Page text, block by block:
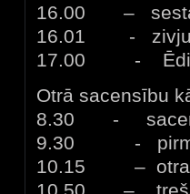
16.00 –
16.01 - zivju
17.00 -
Otrā sacensību
8.30 -
9.30 - pirmais
10.15 – otrais
10.50 – trešais